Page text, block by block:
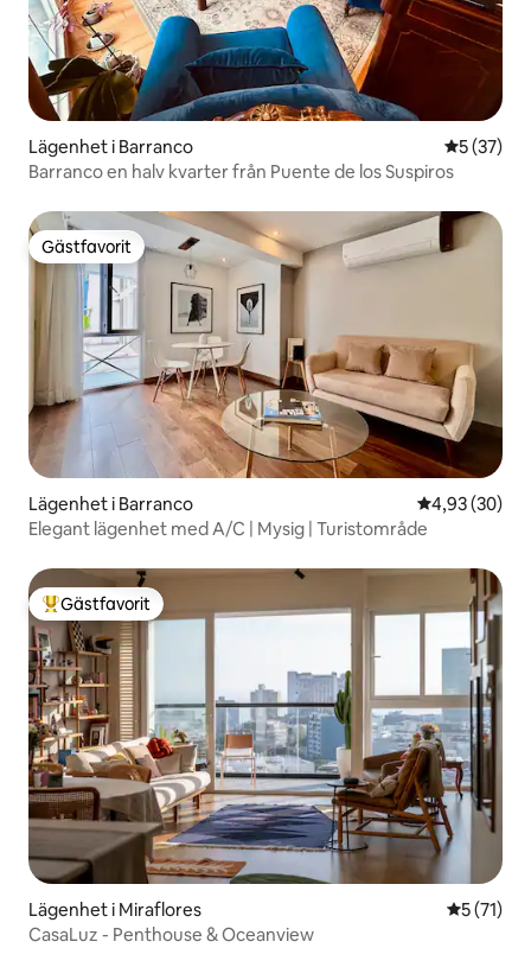
Lägenhet i Barranco 5 av 5 i
5 (37)
Barranco en halv kvarter från Puente de los Suspiros
Gästfavorit
Gästfavorit
Lägenhet i Barranco 4,93 av 5 i
4,93 (30)
Elegant lägenhet med A/C | Mysig | Turistområde
Populär gästfavorit
Gästfavorit
Lägenhet i Miraflores 5 av 5 i
5 (71)
CasaLuz - Penthouse & Oceanview